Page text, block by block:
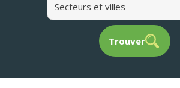
Secteurs et villes
Trouver